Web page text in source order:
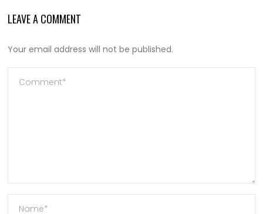
LEAVE A COMMENT
Your email address will not be published.